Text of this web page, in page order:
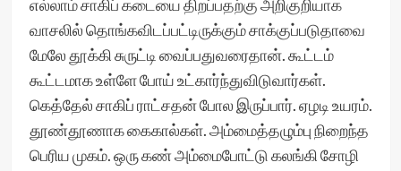
எல்லாம் சாகிப் கடையை திறப்பதற்கு அறிகுறியாக
வாசலில் தொங்கவிடப்பட்டிருக்கும் சாக்குப்படுதாவை
மேலே தூக்கி சுருட்டி வைப்பதுவரைதான். கூட்டம்
கூட்டமாக உள்ளே போய் உட்கார்ந்துவிடுவார்கள்.
கெத்தேல் சாகிப் ராட்சதன் போல இருப்பார். ஏழடி உயரம்.
தூண்தூணாக கைகால்கள். அம்மைத்தழும்பு நிறைந்த
பெரிய முகம். ஒரு கண் அம்மைபோட்டு கலங்கி சோழி